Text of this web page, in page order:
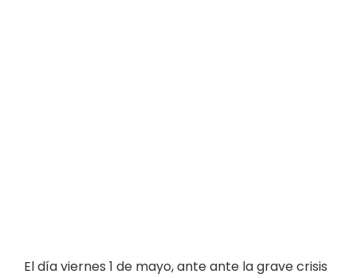
El día viernes 1 de mayo, ante ante la grave crisis